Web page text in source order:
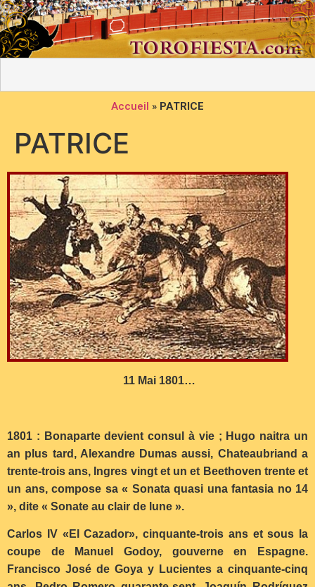
Accueil » PATRICE
PATRICE
11 Mai 1801…
1801 : Bonaparte devient consul à vie ; Hugo naitra un
an plus tard, Alexandre Dumas aussi, Chateaubriand a
trente-trois ans, Ingres vingt et un et Beethoven trente et
un ans, compose sa « Sonata quasi una fantasia no 14
», dite « Sonate au clair de lune ».
Carlos IV «El Cazador», cinquante-trois ans et sous la
coupe de Manuel Godoy, gouverne en Espagne.
Francisco José de Goya y Lucientes a cinquante-cinq